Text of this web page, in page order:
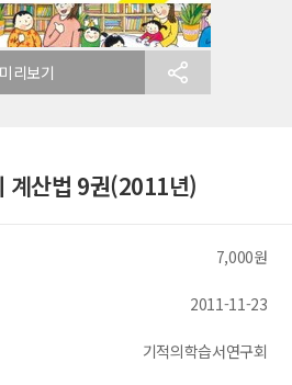
미리보기
산법 9권(2011년)
7,000원
2011-11-23
기적의학습서연구회